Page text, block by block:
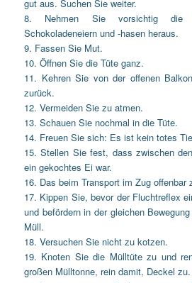
gut aus. Suchen Sie weiter.
8. Nehmen Sie vorsichtig die
Schokoladeneiern und -hasen heraus.
9. Fassen Sie Mut.
10. Öffnen Sie die Tüte ganz.
11. Kehren Sie von der offenen
zurück.
12. Vermeiden Sie zu atmen.
13. Schauen Sie nochmal in die Tüte.
14. Freuen Sie sich: Es ist kein totes
15. Stellen Sie fest, dass zwischen
ein gekochtes Ei war.
16. Das beim Transport im Zug offenbar
17. Kippen Sie, bevor der Fluchtreflex
und befördern in der gleichen
Müll.
18. Versuchen Sie nicht zu kotzen.
19. Knoten Sie die Mülltüte zu und
großen Mülltonne, rein damit, Deckel zu.